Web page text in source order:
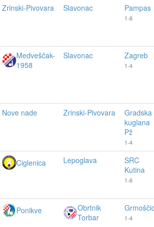
Zrinski-Pivovara Slavonac Pampas
1-6
Medveščak-
1958
Slavonac Zagreb
1-4
Nove nade Zrinski-Pivovara
Gradska
kuglana
Pž
1-4
Ciglenica Lepoglava
SRC
Kutina
1-6
Ponikve
Obrtnik
Torbar
1-4